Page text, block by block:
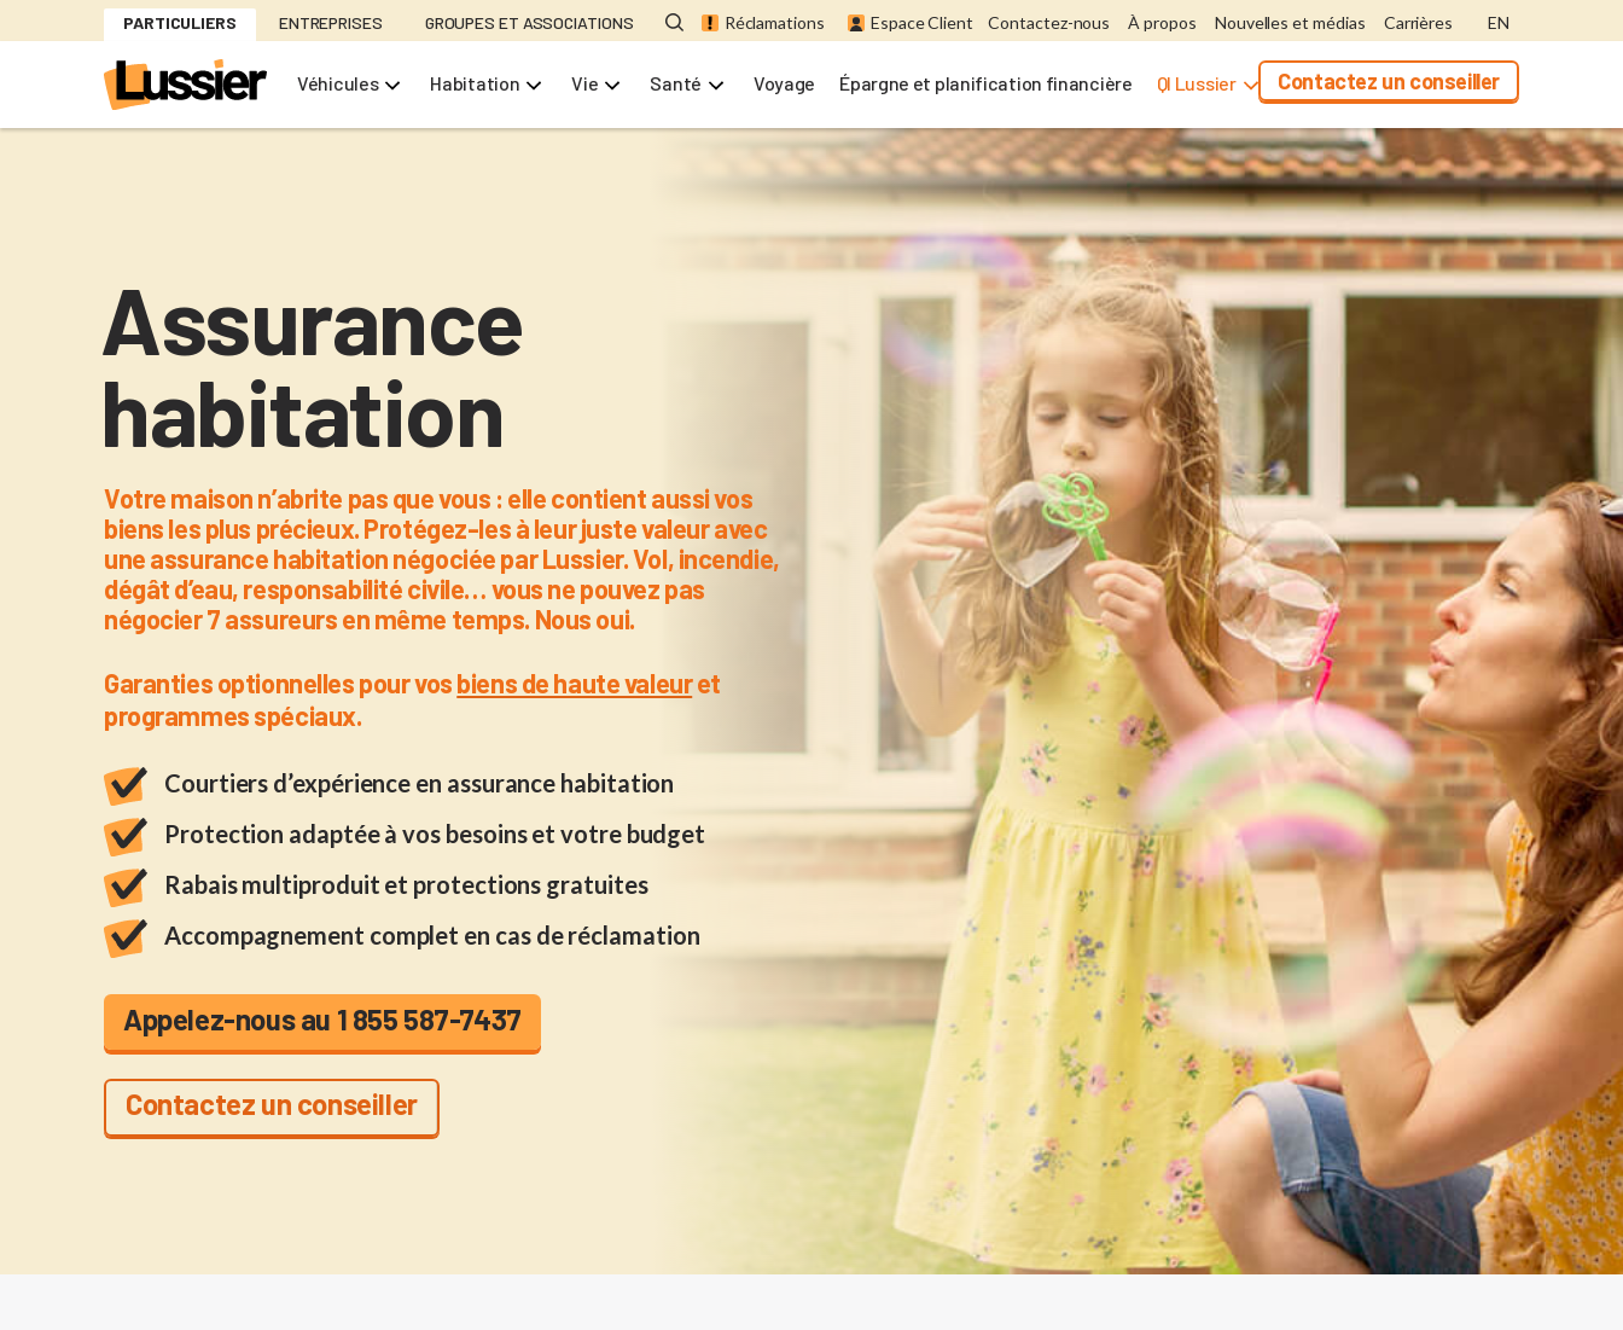
au
PARTICULIERS ENTREPRISES GROUPES ET ASSOCIATIONS Réclamations Espace Client Contactez-nous À propos Nouvelles et médias Carrières EN
Véhicules Habitation Vie Santé Voyage Épargne et planification financière QI Lussier Contactez un conseiller
Assurance
habitation
Votre maison n’abrite pas que vous : elle contient aussi vos
biens les plus précieux. Protégez-les à leur juste valeur avec
une assurance habitation négociée par Lussier. Vol, incendie,
dégât d’eau, responsabilité civile… vous ne pouvez pas
négocier 7 assureurs en même temps. Nous oui.
Garanties optionnelles pour vosbiens de haute valeuret
programmes spéciaux.
Courtiers d’expérience en assurance habitation
Protection adaptée à vos besoins et votre budget
Rabais multiproduit et protections gratuites
Accompagnement complet en cas de réclamation
Appelez-nous au 1 855 587-7437
Contactez un conseiller